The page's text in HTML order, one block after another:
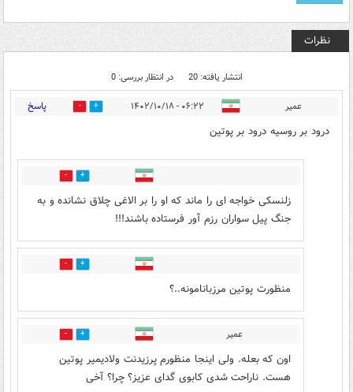
نظرات
انتشار یافته: 20 در انتظار بررسی: 0
عمیر ۰۶:۲۲ - ۱۴۰۲/۱۰/۱۸ 23 پاسخ
درود بر روسیه درود بر پوتین
9
زلنسکی خواجه ای را ماند که او را بر الاغی چلاق نشانده و به
جنگ پیل سواران رزم آور فرستاده باشند!!!
10
منظورت پوتین مرزبانامونه..؟
عمیر 5
اون که بعله. ولی اینجا منظورم پرزیدنت ولادیمیر پوتین
هست. ناراحت شدی کابوی گدای عزیز؟ چرا؟ آخی